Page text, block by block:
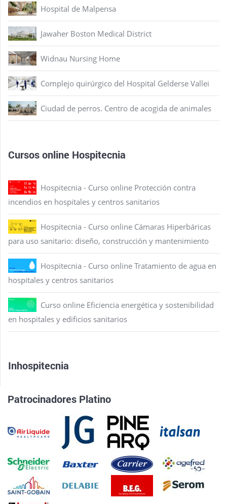
Hospital de Malpensa
Jawaher Boston Medical District
Widnau Nursing Home
Complejo quirúrgico del Hospital Gelderse Vallei
Ciudad de perros. Centro de acogida de animales
Cursos online Hospitecnia
Hospitecnia - Curso online Protección contra
incendios en hospitales y centros sanitarios
Hospitecnia - Curso online Cámaras Hiperbáricas
para uso sanitario: diseño, construcción y mantenimiento
Hospitecnia - Curso online Tratamiento de agua en
hospitales y centros sanitarios
Curso online Eficiencia energética y sostenibilidad
en hospitales y edificios sanitarios
Inhospitecnia
Patrocinadores Platino